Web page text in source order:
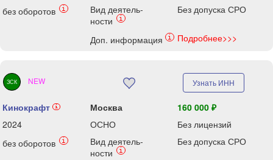
без оборотов
i
Вид деятель-
ности
i
Без допуска СРО
Доп. информация i Подробнее>>>
ЗСК NEW Узнать ИНН
Кинокрафт i Москва
160 000 ₽
2024
ОСНО
Без лицензий
без оборотов
i
Вид деятель-
ности
i
Без допуска СРО